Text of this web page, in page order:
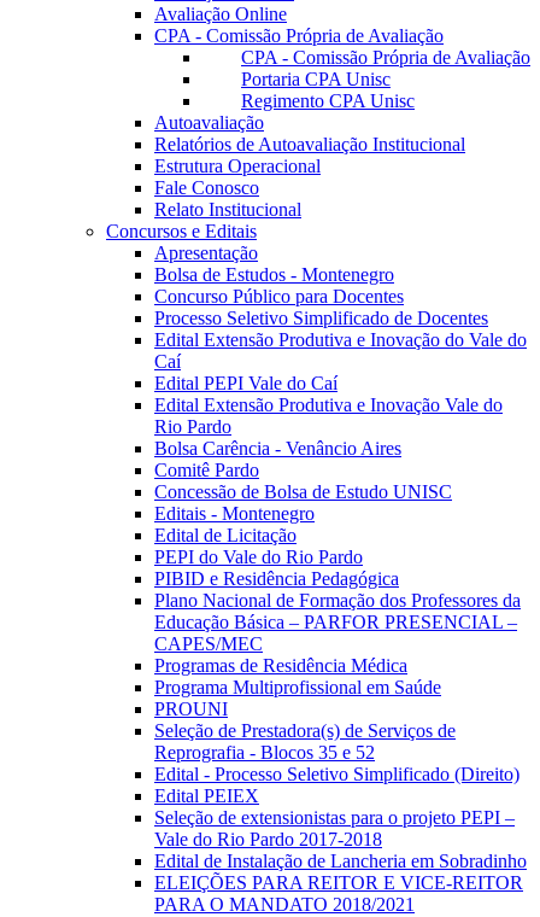
Avaliação Online
CPA - Comissão Própria de Avaliação
CPA - Comissão Própria de Avaliação
Portaria CPA Unisc
Regimento CPA Unisc
Autoavaliação
Relatórios de Autoavaliação Institucional
Estrutura Operacional
Fale Conosco
Relato Institucional
Concursos e Editais
Apresentação
Bolsa de Estudos - Montenegro
Concurso Público para Docentes
Processo Seletivo Simplificado de Docentes
Edital Extensão Produtiva e Inovação do Vale do
Caí
Edital PEPI Vale do Caí
Edital Extensão Produtiva e Inovação Vale do
Rio Pardo
Bolsa Carência - Venâncio Aires
Comitê Pardo
Concessão de Bolsa de Estudo UNISC
Editais - Montenegro
Edital de Licitação
PEPI do Vale do Rio Pardo
PIBID e Residência Pedagógica
Plano Nacional de Formação dos Professores da
Educação Básica – PARFOR PRESENCIAL –
CAPES/MEC
Programas de Residência Médica
Programa Multiprofissional em Saúde
PROUNI
Seleção de Prestadora(s) de Serviços de
Reprografia - Blocos 35 e 52
Edital - Processo Seletivo Simplificado (Direito)
Edital PEIEX
Seleção de extensionistas para o projeto PEPI –
Vale do Rio Pardo 2017-2018
Edital de Instalação de Lancheria em Sobradinho
ELEIÇÕES PARA REITOR E VICE-REITOR
PARA O MANDATO 2018/2021